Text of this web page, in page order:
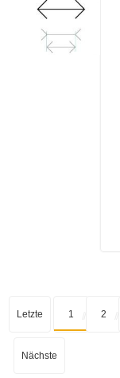
Letzte 1 2
Nächste